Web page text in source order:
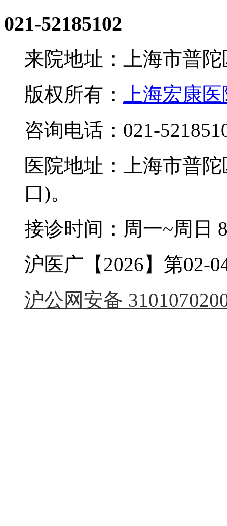
021-52185102
来院地址：上海市普
版权所有：
上海宏康
咨询电话：021-
医院地址：上海市普
口)。
接诊时间：周一~周日
沪医广【2026】第02-
沪公网安备